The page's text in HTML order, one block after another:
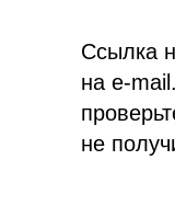
Ссылка
на e-
не